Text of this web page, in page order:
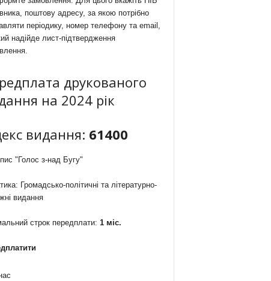
поштову адресу, за якою потрібно
періодику, номер телефону та email,
надійде лист-підтвердження
друкованого
на 2024 рік
видання: 61400
"Голос з-над Бугу"
Громадсько-політичні та літературно-
видання
строк передплати: 1 міс.